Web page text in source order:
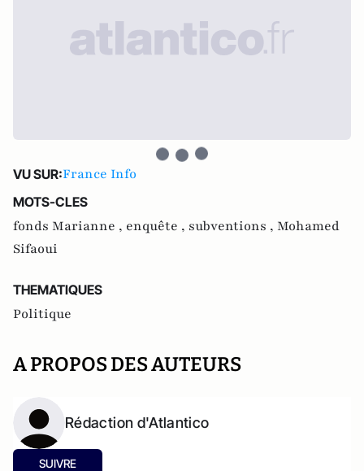
VU SUR:France Info
MOTS-CLES
fonds Marianne , enquête , subventions , Mohamed
Sifaoui
THEMATIQUES
Politique
A PROPOS DES AUTEURS
Rédaction d'Atlantico
SUIVRE